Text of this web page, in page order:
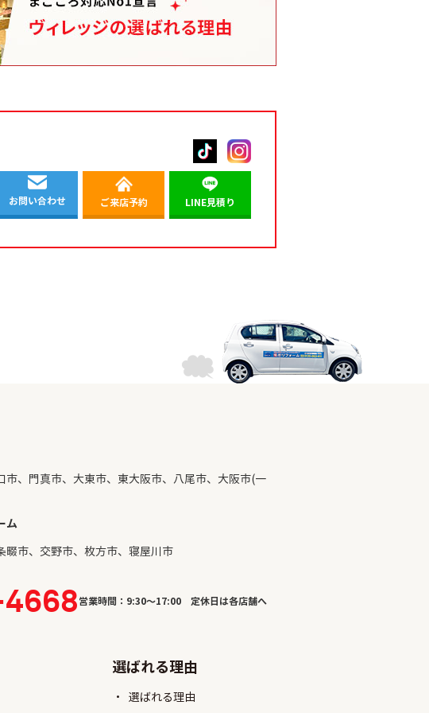
お問い合わせ ご来店予約 LINE見積り
市、門真市、大東市、東大阪市、八尾市、大阪市(一
ム
畷市、交野市、枚方市、寝屋川市
営業時間：9:30～17:00 定休日は各店舗へ
選ばれる理由
選ばれる理由